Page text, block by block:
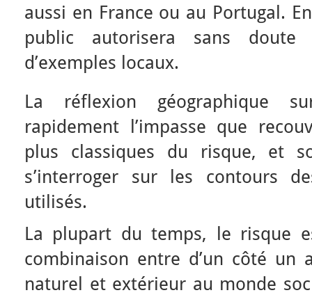
aussi en France ou au Portugal.
public autorisera sans
d’exemples locaux.
La réflexion géographique
rapidement l’impasse que
plus classiques du risque, et
s’interroger sur les contours
utilisés.
La plupart du temps, le risque
combinaison entre d’un côté un
naturel et extérieur au monde